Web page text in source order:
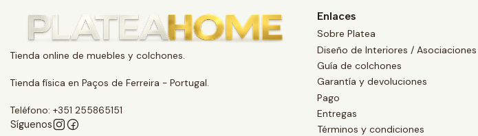
Tienda online de muebles y colchones.
Tienda física en Paços de Ferreira - Portugal.
Teléfono: +351 255865151
Síguenos
Enlaces
Sobre Platea
Diseño de Interiores / Asociaciones
Guía de colchones
Garantía y devoluciones
Pago
Entregas
Términos y condiciones